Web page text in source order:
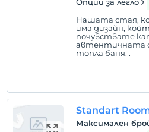
Нашата стая,
има дизайн,
почувствате
автентичната
топла баня. .
Standart
Максимален